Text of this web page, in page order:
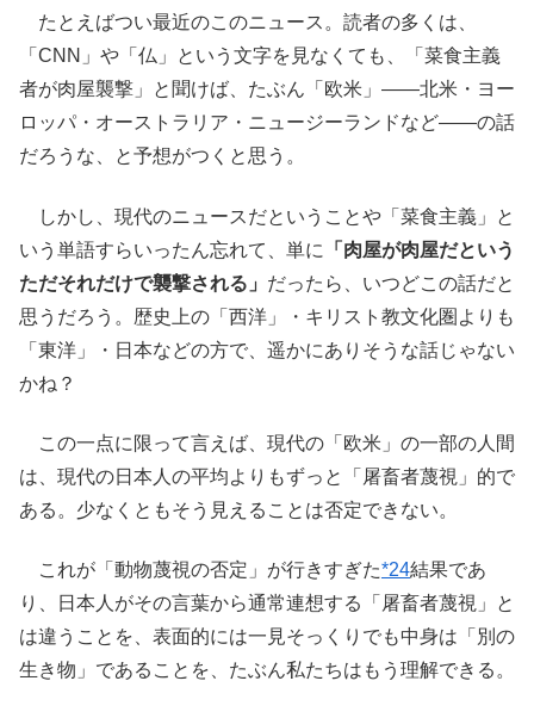
たとえばつい最近のこのニュース。読者の多くは、
「CNN」や「仏」という文字を見なくても、「菜食主義
者が肉屋襲撃」と聞けば、たぶん「欧米」――北米・ヨー
ロッパ・オーストラリア・ニュージーランドなど――の話
だろうな、と予想がつくと思う。
しかし、現代のニュースだということや「菜食主義」と
いう単語すらいったん忘れて、単に
「肉屋が肉屋だという
ただそれだけで襲撃される」 だったら、いつどこの話だと
思うだろう。歴史上の「西洋」・キリスト教文化圏よりも
「東洋」・日本などの方で、遥かにありそうな話じゃない
かね？
この一点に限って言えば、現代の「欧米」の一部の人間
は、現代の日本人の平均よりもずっと「屠畜者蔑視」的で
ある。少なくともそう見えることは否定できない。
これが「動物蔑視の否定」が行きすぎた*24結果であ
り、日本人がその言葉から通常連想する「屠畜者蔑視」と
は違うことを、表面的には一見そっくりでも中身は「別の
生き物」であることを、たぶん私たちはもう理解できる。